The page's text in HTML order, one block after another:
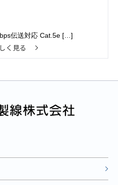
伝送対応 Cat.5e […]
く見る